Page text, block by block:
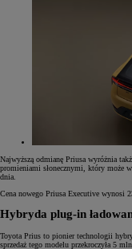
Najwyższą odmianę Priusa wyróżnia
promieniami słonecznymi, który może
dnia.
Cena nowego Priusa Executive wynosi
Hybryda plug-in
Toyota Prius to pionier technologii
sprzedaż tego modelu przekroczyła 5 mln